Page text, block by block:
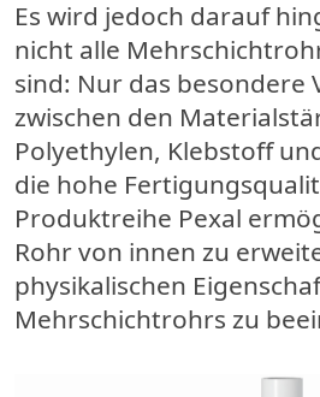
Es wird jedoch darauf
nicht alle
sind: Nur das besondere
zwischen den
Polyethylen, Klebstoff
die hohe
Produktreihe Pexal
Rohr von innen zu
physikalischen
Mehrschichtrohrs zu